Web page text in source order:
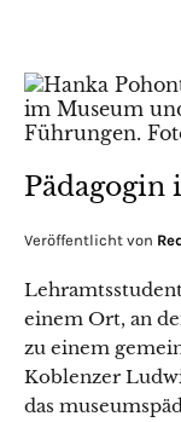
Veröffentlicht von
einem Ort, an
zu einem
Koblenzer
das